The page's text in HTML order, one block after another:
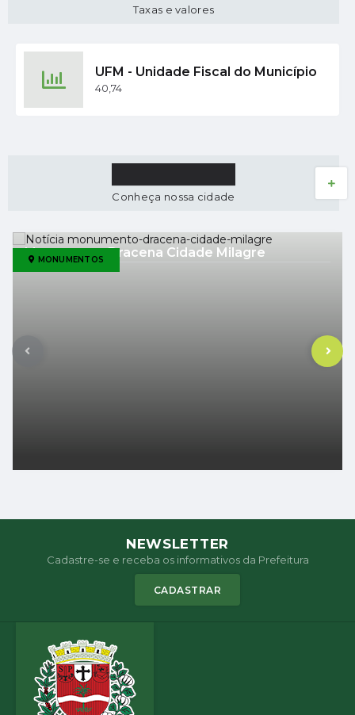
Taxas e valores
UFM - Unidade Fiscal do Município
40,74
Conheça nossa cidade
VER MAIS
Monumento Dracena Cidade Milagre
MONUMENTOS
Inaugurado no ano de 2022, a obra representa uma família
NEWSLETTER
Cadastre-se e receba os informativos da Prefeitura
CADASTRAR